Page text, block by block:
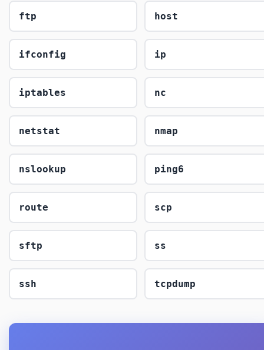
ftp host
ifconfig ip
iptables nc
netstat nmap
nslookup ping6
route scp
sftp ss
ssh tcpdump